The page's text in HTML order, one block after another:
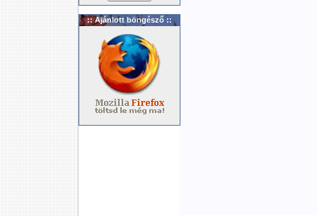
:: Ajánlott böngésző ::